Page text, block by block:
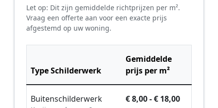
Let op: Dit zijn gemiddelde richtprijzen per m².
Vraag een offerte aan voor een exacte prijs
afgestemd op uw woning.
Type Schilderwerk
Gemiddelde
prijs per m²
Buitenschilderwerk € 8,00 - € 18,00